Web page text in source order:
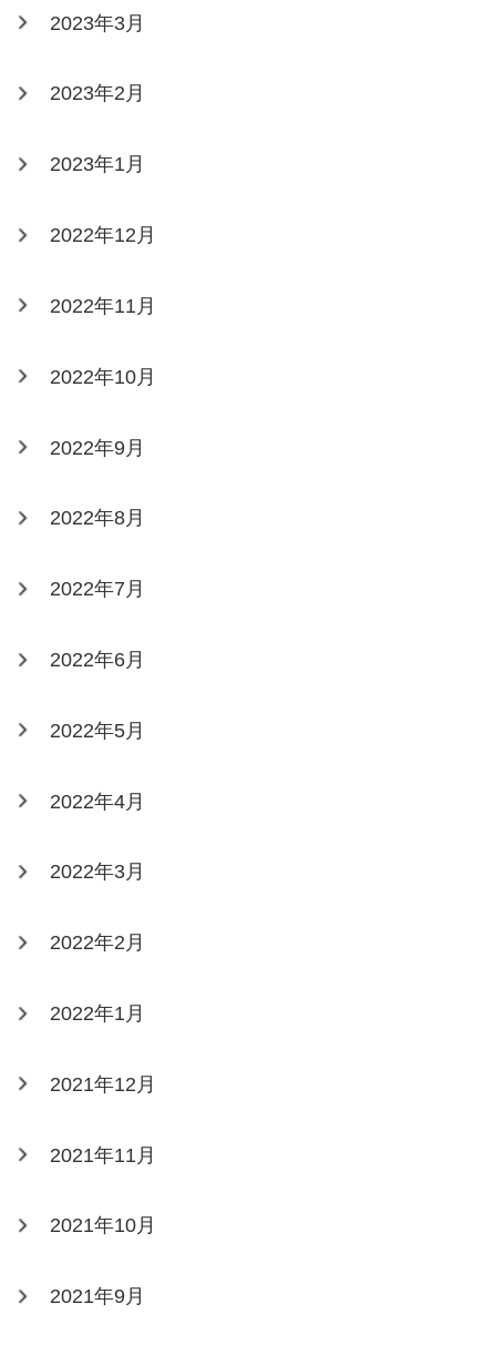
2023年3月
2023年2月
2023年1月
2022年12月
2022年11月
2022年10月
2022年9月
2022年8月
2022年7月
2022年6月
2022年5月
2022年4月
2022年3月
2022年2月
2022年1月
2021年12月
2021年11月
2021年10月
2021年9月